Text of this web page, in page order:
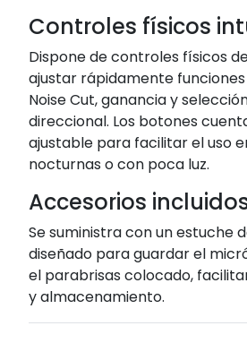
Controles físicos
Dispone de controles físicos
ajustar rápidamente
Noise Cut, ganancia y
direccional. Los botones
ajustable para facilitar el uso
nocturnas o con poca luz.
Accesorios
Se suministra con un estuche
diseñado para guardar el
el parabrisas colocado,
y almacenamiento.